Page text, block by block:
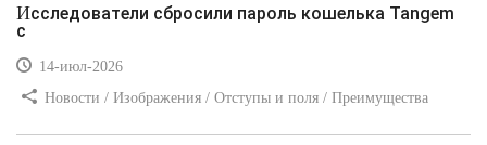
Исследователи сбросили пароль кошелька Tangem
с
14-июл-2026
Новости / Изображения / Отступы и поля / Преимущества